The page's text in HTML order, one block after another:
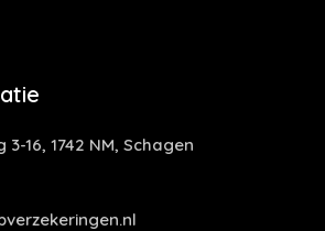
16, 1742 NM, Schagen